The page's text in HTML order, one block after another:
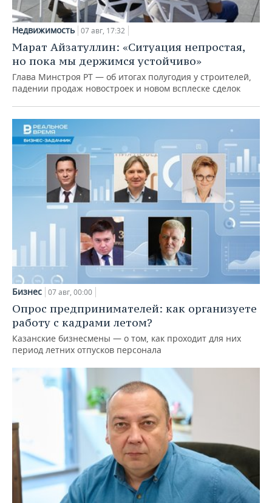
Недвижимость 07 авг, 17:32
Марат Айзатуллин: «Ситуация непростая,
но пока мы держимся устойчиво»
Глава Минстроя РТ — об итогах полугодия у строителей,
падении продаж новостроек и новом всплеске сделок
Бизнес 07 авг, 00:00
Опрос предпринимателей: как организуете
работу с кадрами летом?
Казанские бизнесмены — о том, как проходит для них
период летних отпусков персонала